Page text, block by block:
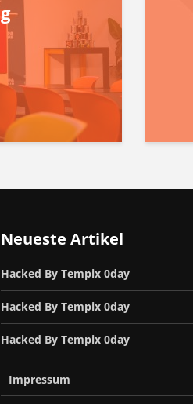
Neueste Artikel
Hacked By Tempix 0day
Hacked By Tempix 0day
Hacked By Tempix 0day
Impressum